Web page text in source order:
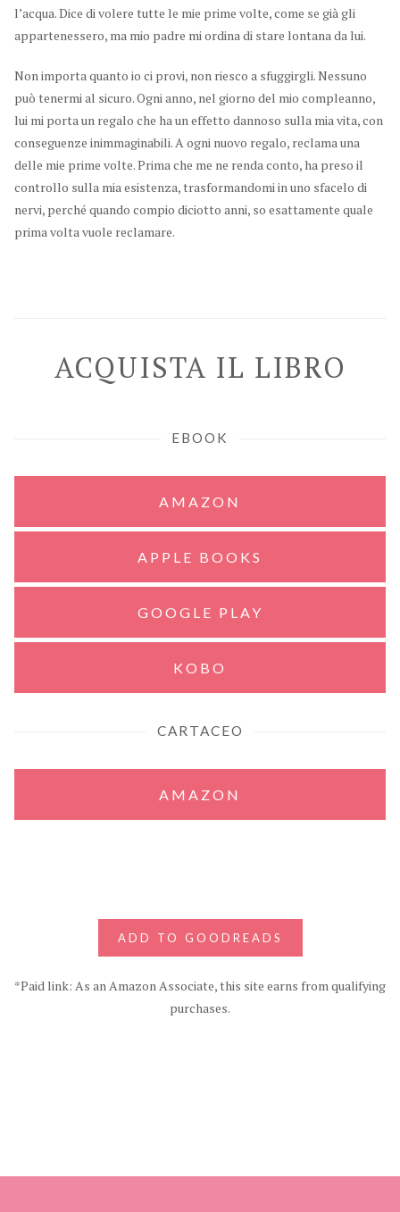
l’acqua. Dice di volere tutte le mie prime volte, come se già gli
appartenessero, ma mio padre mi ordina di stare lontana da lui.
Non importa quanto io ci provi, non riesco a sfuggirgli. Nessuno
può tenermi al sicuro. Ogni anno, nel giorno del mio compleanno,
lui mi porta un regalo che ha un effetto dannoso sulla mia vita, con
conseguenze inimmaginabili. A ogni nuovo regalo, reclama una
delle mie prime volte. Prima che me ne renda conto, ha preso il
controllo sulla mia esistenza, trasformandomi in uno sfacelo di
nervi, perché quando compio diciotto anni, so esattamente quale
prima volta vuole reclamare.
ACQUISTA IL LIBRO
EBOOK
AMAZON
APPLE BOOKS
GOOGLE PLAY
KOBO
CARTACEO
AMAZON
ADD TO GOODREADS
*Paid link: As an Amazon Associate, this site earns from qualifying
purchases.